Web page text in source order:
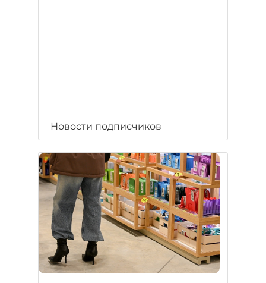
Новости подписчиков